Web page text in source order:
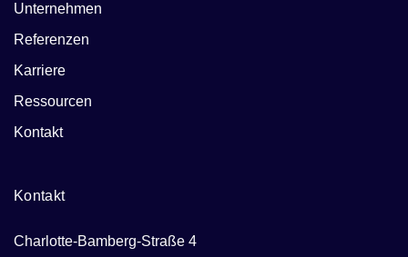
Unternehmen
Referenzen
Karriere
Ressourcen
Kontakt
Kontakt
Charlotte-Bamberg-Straße 4